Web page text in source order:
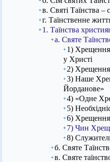
в. Святі Таїнства –
г. Таїнственне
1. Таїнства
а. Святе
1)
у Христі
2) Хрещення
3) Наше
Йорданове»
4) «Одне
5)
6) Хрещення
7) Чин
8)
б. Святе
в. Святе